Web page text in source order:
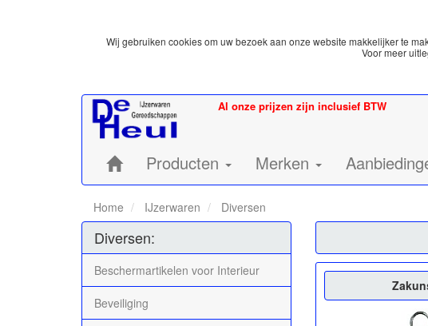
Wij gebruiken cookies om uw bezoek aan onze website makkelijker te
Voor meer
Al onze prijzen zijn inclusief BTW
Home:Producten Merken
Home IJzerwaren Diversen
Diversen:
Beschermartikelen voor Interieur
Beveiliging